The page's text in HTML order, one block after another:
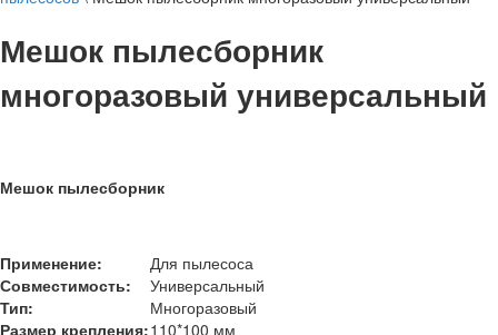
Мешок пылесборник
многоразовый универсальный
Мешок пылесборник
Применение:
Для пылесоса
Совместимость:
Универсальный
Тип:
Многоразовый
Размер крепления:110*100 мм